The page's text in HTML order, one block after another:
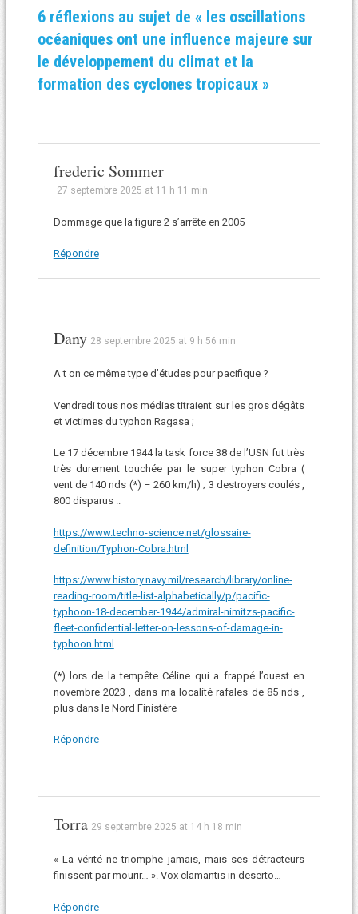
6 réflexions au sujet de « les oscillations
océaniques ont une influence majeure sur
le développement du climat et la
formation des cyclones tropicaux»
frederic Sommer
27 septembre 2025 at 11 h 11 min
Dommage que la figure 2 s’arrête en 2005
Répondre
Dany 28 septembre 2025 at 9 h 56 min
A t on ce même type d’études pour pacifique ?
Vendredi tous nos médias titraient sur les gros dégâts
et victimes du typhon Ragasa ;
Le 17 décembre 1944 la task force 38 de l’USN fut très
très durement touchée par le super typhon Cobra (
vent de 140 nds (*) – 260 km/h) ; 3 destroyers coulés ,
800 disparus ..
https://www.techno-science.net/glossaire-
definition/Typhon-Cobra.html
https://www.history.navy.mil/research/library/online-
reading-room/title-list-alphabetically/p/pacific-
typhoon-18-december-1944/admiral-nimitzs-pacific-
fleet-confidential-letter-on-lessons-of-damage-in-
typhoon.html
(*) lors de la tempête Céline qui a frappé l’ouest en
novembre 2023 , dans ma localité rafales de 85 nds ,
plus dans le Nord Finistère
Répondre
Torra 29 septembre 2025 at 14 h 18 min
« La vérité ne triomphe jamais, mais ses détracteurs
finissent par mourir… ». Vox clamantis in deserto…
Répondre